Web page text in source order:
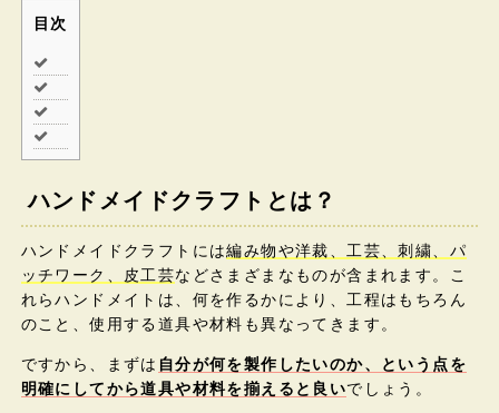
目次
ハンドメイドクラフトとは？
ハンドメイドクラフトには編み物や洋裁、工芸、刺繍、パ
ッチワーク、皮工芸などさまざまなものが含まれます。こ
れらハンドメイトは、何を作るかにより、工程はもちろん
のこと、使用する道具や材料も異なってきます。
ですから、まずは 自分が何を製作したいのか、という点を
明確にしてから道具や材料を揃えると良いでしょう。